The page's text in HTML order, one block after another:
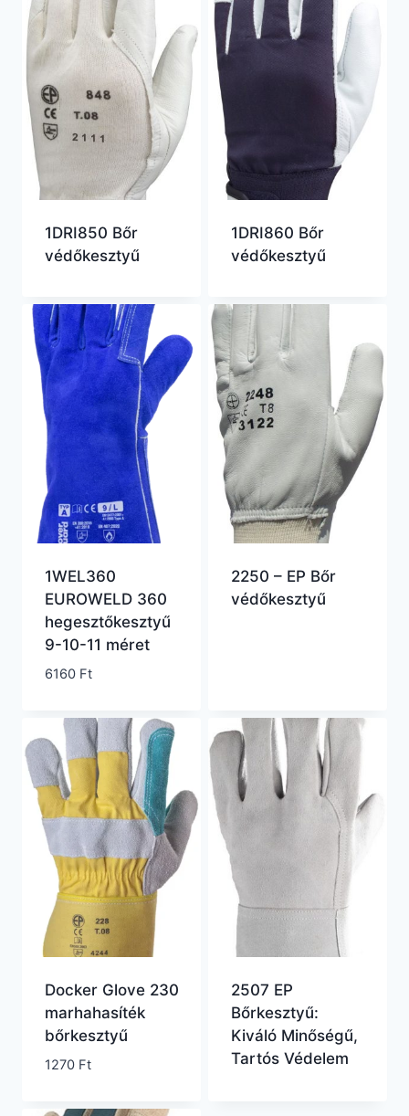
1DRI850 Bőr
védőkesztyű
1DRI860 Bőr
védőkesztyű
1WEL360
EUROWELD 360
hegesztőkesztyű
9-10-11 méret
6160 Ft
2250 – EP Bőr
védőkesztyű
Docker Glove 230
marhahasíték
bőrkesztyű
1270 Ft
2507 EP
Bőrkesztyű:
Kiváló Minőségű,
Tartós Védelem